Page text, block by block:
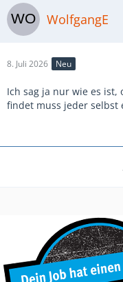
WolfgangE
8. Juli 2026 Neu
Ich sag ja nur wie es
findet muss jeder selbst